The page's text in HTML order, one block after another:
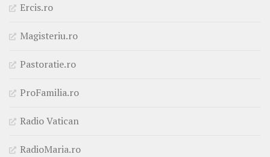
Ercis.ro
Magisteriu.ro
Pastoratie.ro
ProFamilia.ro
Radio Vatican
RadioMaria.ro